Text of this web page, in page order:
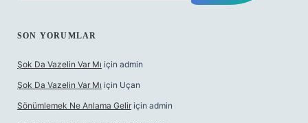
SON YORUMLAR
Şok Da Vazelin Var Mı için admin
Şok Da Vazelin Var Mı için Uçan
Sönümlemek Ne Anlama Gelir için admin